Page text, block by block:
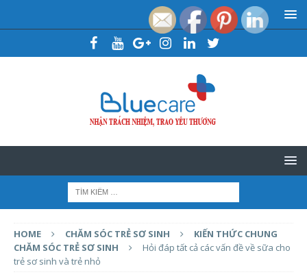
HOME CHĂM SÓC TRẺ SƠ SINH
KIẾN THỨC CHUNG
CHĂM SÓC TRẺ SƠ SINH
Hỏi đáp tất cả các vấn đề về sữa cho
trẻ sơ sinh và trẻ nhỏ